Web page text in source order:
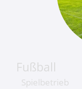
Fußball
Spielbetrieb